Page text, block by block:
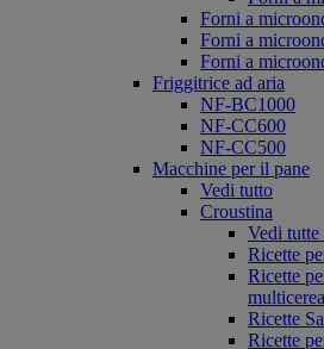
Forni a
Forni a
Forni a
Friggitrice ad aria
NF-BC1000
NF-CC600
NF-CC500
Macchine per il pane
Vedi tutto
Croustina
Vedi tutte
Ricette
Ricette
Ricette
Ricette